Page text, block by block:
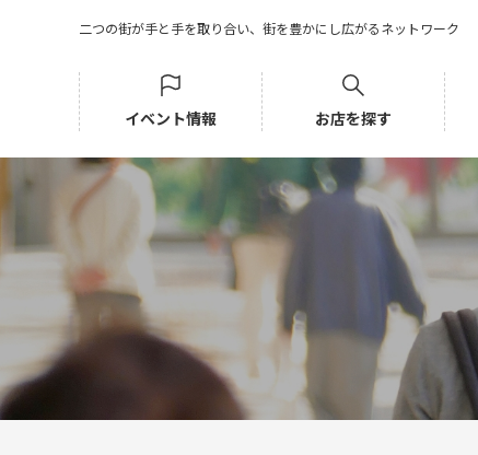
二つの街が手と手を取り合い、街を豊かにし広がるネットワーク
イベント情報 お店を探す